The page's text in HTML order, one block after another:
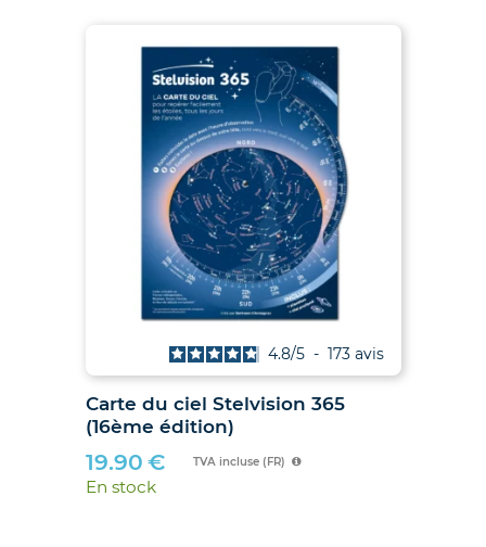
Carte du ciel Stelvision 365
(16ème édition)
4.8/5 - 173 avis
19.90 € TVA incluse (FR)
En stock